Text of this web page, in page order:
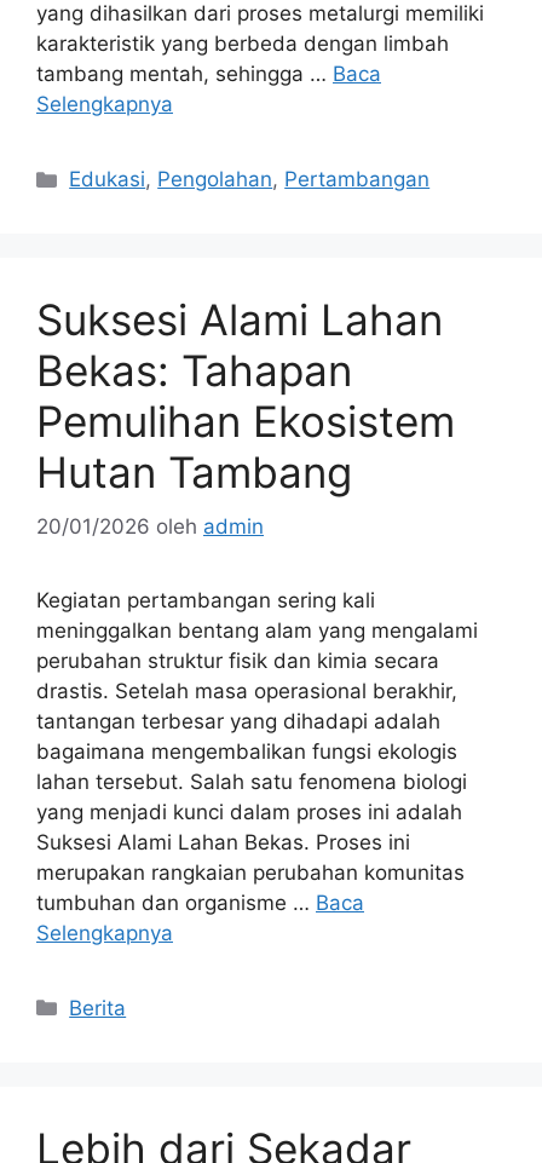
yang dihasilkan dari proses metalurgi memiliki
karakteristik yang berbeda dengan limbah
tambang mentah, sehingga … Baca
Selengkapnya
Kategori
Edukasi, Pengolahan, Pertambangan
Suksesi Alami Lahan
Bekas: Tahapan
Pemulihan Ekosistem
Hutan Tambang
20/01/2026 oleh admin
Kegiatan pertambangan sering kali
meninggalkan bentang alam yang mengalami
perubahan struktur fisik dan kimia secara
drastis. Setelah masa operasional berakhir,
tantangan terbesar yang dihadapi adalah
bagaimana mengembalikan fungsi ekologis
lahan tersebut. Salah satu fenomena biologi
yang menjadi kunci dalam proses ini adalah
Suksesi Alami Lahan Bekas. Proses ini
merupakan rangkaian perubahan komunitas
tumbuhan dan organisme … Baca
Selengkapnya
Kategori
Berita
Lebih dari Sekadar